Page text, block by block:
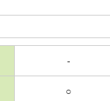
-
○